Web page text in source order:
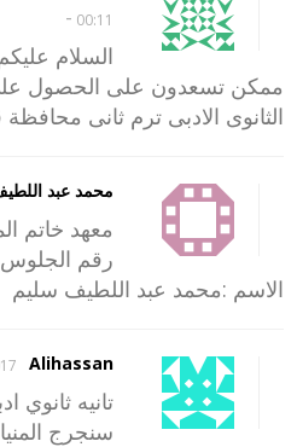
00:11
-
السلام
ممكن تسعدون على الحصول
الثانوى الادبى ترم ثانى محافظة
محمد عبد
معهد خاتم
رقم الجلوس
الاسم :محمد عبد اللطيف سليم
Alihassan
سنجرج